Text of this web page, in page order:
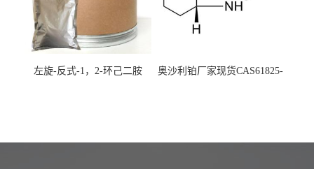
左旋-反式-1，2-环己二胺
奥沙利铂厂家现货CAS61825-